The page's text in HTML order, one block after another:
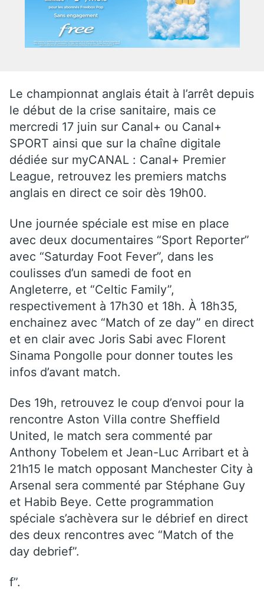
Le championnat anglais était à l’arrêt depuis
le début de la crise sanitaire, mais ce
mercredi 17 juin sur Canal+ ou Canal+
SPORT ainsi que sur la chaîne digitale
dédiée sur myCANAL : Canal+ Premier
League, retrouvez les premiers matchs
anglais en direct ce soir dès 19h00.
Une journée spéciale est mise en place
avec deux documentaires “Sport Reporter”
avec “Saturday Foot Fever”, dans les
coulisses d’un samedi de foot en
Angleterre, et “Celtic Family”,
respectivement à 17h30 et 18h. À 18h35,
enchainez avec “Match of ze day” en direct
et en clair avec Joris Sabi avec Florent
Sinama Pongolle pour donner toutes les
infos d’avant match.
Des 19h, retrouvez le coup d’envoi pour la
rencontre Aston Villa contre Sheffield
United, le match sera commenté par
Anthony Tobelem et Jean-Luc Arribart et à
21h15 le match opposant Manchester City à
Arsenal sera commenté par Stéphane Guy
et Habib Beye. Cette programmation
spéciale s’achèvera sur le débrief en direct
des deux rencontres avec “Match of the
day debrief”.
f”.